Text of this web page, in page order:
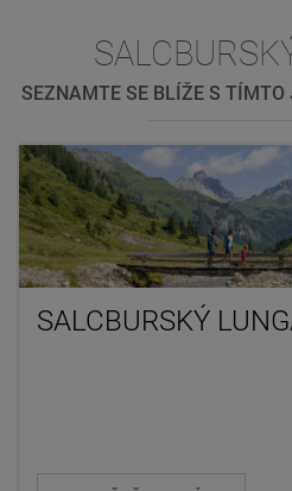
SEZNAMTE SE BLÍŽE S TÍMTO
SALCBURSKÝ